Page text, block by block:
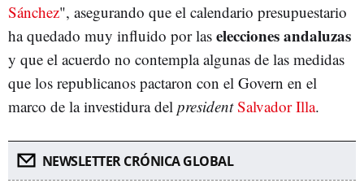
Sánchez", asegurando que el calendario presupuestario
ha quedado muy influido por las elecciones andaluzas
y que el acuerdo no contempla algunas de las medidas
que los republicanos pactaron con el Govern en el
marco de la investidura del presidentSalvador Illa.
NEWSLETTER CRÓNICA GLOBAL